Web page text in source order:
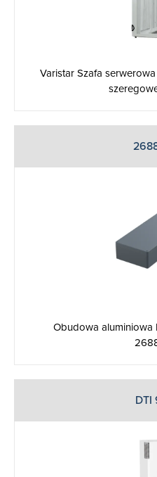
Varistar Szafa
Obudowa aluminiowa
DTI